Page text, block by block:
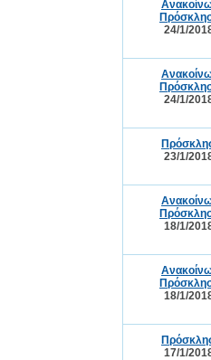
24/1/
24/1/
23/1/
18/1/
18/1/
17/1/